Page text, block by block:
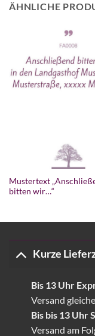
ÄHNLICHE
Mustertext
bitten wir…“
Kurze
Bis 13 Uhr
Versand
Bis bis 13 Uhr
Versand am